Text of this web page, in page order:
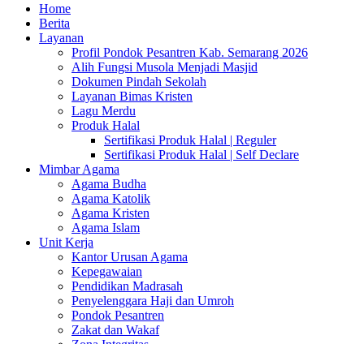
Home
Berita
Layanan
Profil Pondok Pesantren Kab. Semarang 2026
Alih Fungsi Musola Menjadi Masjid
Dokumen Pindah Sekolah
Layanan Bimas Kristen
Lagu Merdu
Produk Halal
Sertifikasi Produk Halal | Reguler
Sertifikasi Produk Halal | Self Declare
Mimbar Agama
Agama Budha
Agama Katolik
Agama Kristen
Agama Islam
Unit Kerja
Kantor Urusan Agama
Kepegawaian
Pendidikan Madrasah
Penyelenggara Haji dan Umroh
Pondok Pesantren
Zakat dan Wakaf